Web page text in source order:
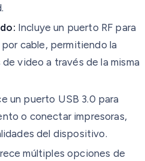
Incluye un puerto RF para
cable, permitiendo la
video a través de la misma
un puerto USB 3.0 para
o conectar impresoras,
del dispositivo.
múltiples opciones de